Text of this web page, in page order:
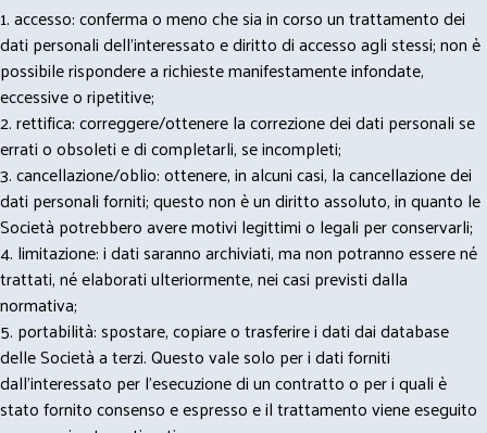
1. accesso: conferma o meno che sia in corso un trattamento dei
dati personali dell’interessato e diritto di accesso agli stessi; non è
possibile rispondere a richieste manifestamente infondate,
eccessive o ripetitive;
2. rettifica: correggere/ottenere la correzione dei dati personali se
errati o obsoleti e di completarli, se incompleti;
3. cancellazione/oblio: ottenere, in alcuni casi, la cancellazione dei
dati personali forniti; questo non è un diritto assoluto, in quanto le
Società potrebbero avere motivi legittimi o legali per conservarli;
4. limitazione: i dati saranno archiviati, ma non potranno essere né
trattati, né elaborati ulteriormente, nei casi previsti dalla
normativa;
5. portabilità: spostare, copiare o trasferire i dati dai database
delle Società a terzi. Questo vale solo per i dati forniti
dall’interessato per l’esecuzione di un contratto o per i quali è
stato fornito consenso e espresso e il trattamento viene eseguito